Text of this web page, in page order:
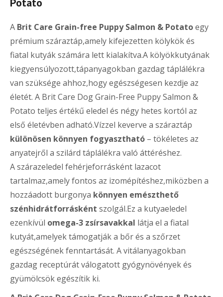
A Brit Care Grain-free Puppy Salmon & Potatoegy
prémium száraztáp,amely kifejezetten kölykök és
fiatal kutyák számára lett kialakítva.A kölyökkutyának
kiegyensúlyozott,tápanyagokban gazdag táplálékra
van szüksége ahhoz,hogy egészségesen kezdje az
életét. A Brit Care Dog Grain-Free Puppy Salmon &
Potato teljes értékű eledel és négy hetes kortól az
első életévben adható.Vízzel keverve a száraztáp
különösen könnyen fogyasztható – tökéletes az
anyatejről a szilárd táplálékra való áttéréshez.
A szárazeledel fehérjeforrásként lazacot
tartalmaz,amely fontos az izomépítéshez,miközben a
hozzáadott burgonya könnyen emészthető
szénhidrátforrásként szolgál.Ez a kutyaeledel
ezenkívül omega-3 zsírsavakkal látja el a fiatal
kutyát,amelyek támogatják a bőr és a szőrzet
egészségének fenntartását. A vitálanyagokban
gazdag receptúrát válogatott gyógynövények és
gyümölcsök egészítik ki.